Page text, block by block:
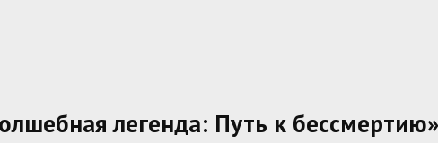
легенда: Путь к бессмертию»